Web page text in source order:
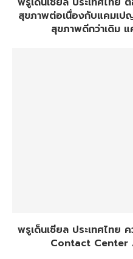
สุขภาพต่อเนื่องกับแคมเป
สุขภาพดีกว่าเดิม
พรูเด็นเชียล ประเทศไทย
Contact Center